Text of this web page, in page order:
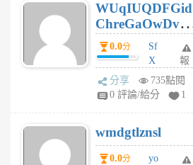
個
月
前
WUqIUQDFGid
ChreGaOwDv
dY0.0分
Sf
X
Pe
Jc
R
P
m
報
分享
735點閱
0 評論/給分
1
wmdgtlznsl
0.0分 yo